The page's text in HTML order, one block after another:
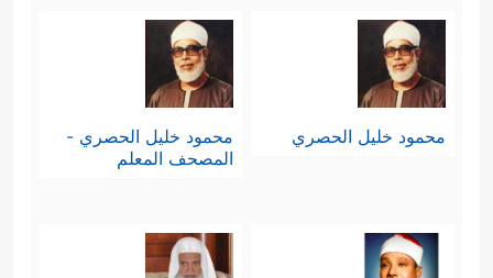
محمود خليل الحصري
محمود خليل الحصري -
المصحف المعلم